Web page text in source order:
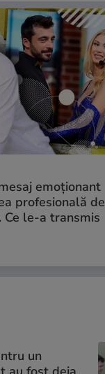
emoționant
profesională de
Ce le-a transmis
un